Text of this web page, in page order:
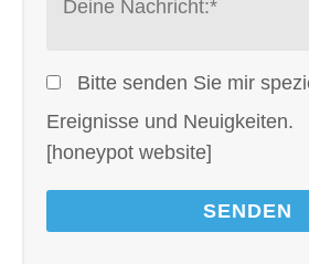
Bitte senden Sie mir
Ereignisse und Neuigkeiten.
[honeypot website]